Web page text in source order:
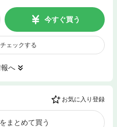
今すぐ買う
ェックする
へ
お気に入り登録
まとめて買う